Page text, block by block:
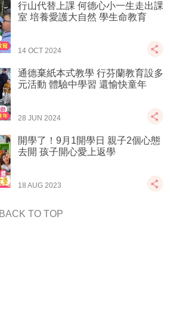
行山代替上課 何德心小一生走出課
室 培養愛護大自然 學生命教育
14 OCT 2024
通德棄紙本式教學 行芬蘭教育設多
元活動 體驗中學習 還愉快童年
28 JUN 2024
開學了！9月1開學日 親子2個心態
去開 孩子開心愛上返學
18 AUG 2023
BACK TO TOP